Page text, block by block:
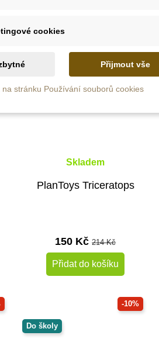
Skladem
PlanToys Triceratops
150 Kč214 Kč
Přidat do košíku
-10%
Do školy
cookies
Přijmout vše
na stránku Používání souborů cookies